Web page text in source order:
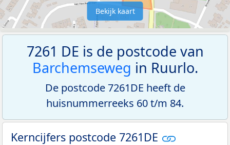
Bekijk kaart
7261 DE is de postcode van
Barchemseweg in Ruurlo.
De postcode 7261DE heeft de
huisnummerreeks 60 t/m 84.
Kerncijfers postcode 7261DE